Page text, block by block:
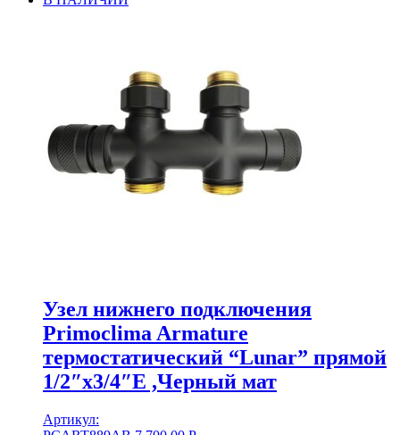
Узел нижнего подключения
Primoclima Armature
термостатический “Lunar” прямой
1/2″х3/4″Е ,Черный мат
Артикул: